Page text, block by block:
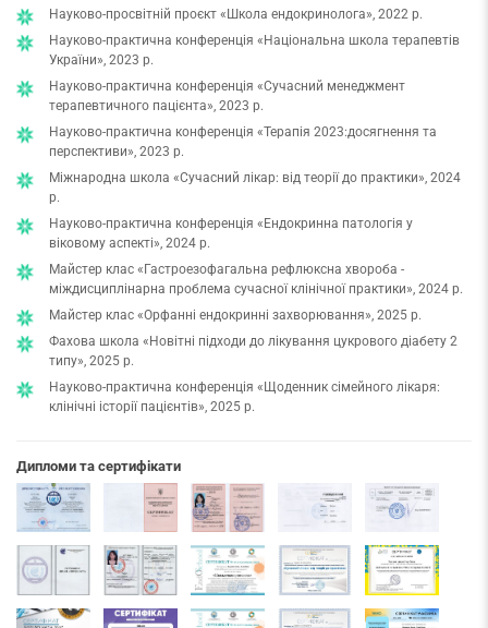
Науково-просвітній проєкт «Школа ендокринолога», 2022 р.
Науково-практична конференція «Національна школа терапевтів
України», 2023 р.
Науково-практична конференція «Сучасний менеджмент
терапевтичного пацієнта», 2023 р.
Науково-практична конференція «Терапія 2023:досягнення та
перспективи», 2023 р.
Міжнародна школа «Сучасний лікар: від теорії до практики», 2024
р.
Науково-практична конференція «Ендокринна патологія у
віковому аспекті», 2024 р.
Майстер клас «Гастроезофагальна рефлюксна хвороба -
міждисциплінарна проблема сучасної клінічної практики», 2024 р.
Майстер клас «Орфанні ендокринні захворювання», 2025 р.
Фахова школа «Новітні підходи до лікування цукрового діабету 2
типу», 2025 р.
Науково-практична конференція «Щоденник сімейного лікаря:
клінічні історії пацієнтів», 2025 р.
Дипломи та сертифікати